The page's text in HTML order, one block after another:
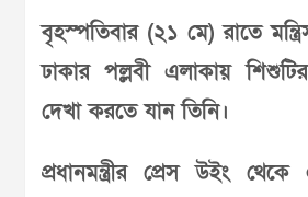
বৃহস্পতিবার (২১ মে) রাতে
ঢাকার পল্লবী এলাকায়
দেখা করতে যান তিনি।
প্রধানমন্ত্রীর প্রেস উইং